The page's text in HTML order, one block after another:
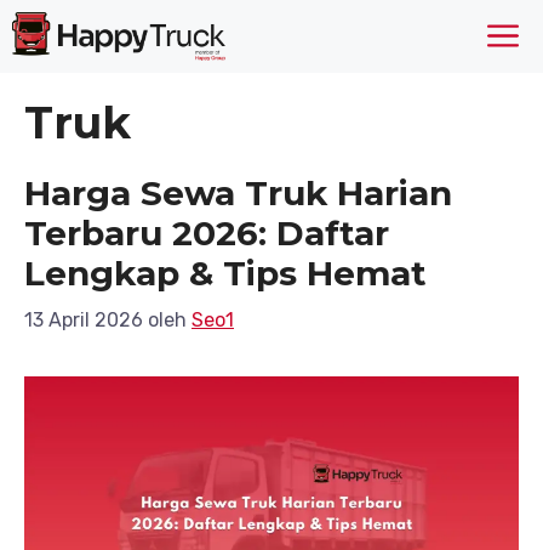
Langsung
ke
Truk
Harga Sewa Truk Harian
Terbaru 2026: Daftar
Lengkap & Tips Hemat
13 April 2026 oleh Seo1